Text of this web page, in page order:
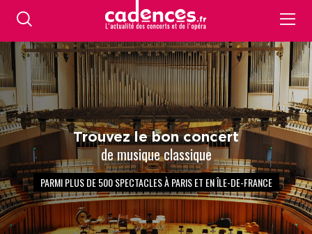
Trouvez le bon concert
de musique classique
PARMI PLUS DE 500 SPECTACLES À PARIS ET EN ÎLE-DE-FRANCE